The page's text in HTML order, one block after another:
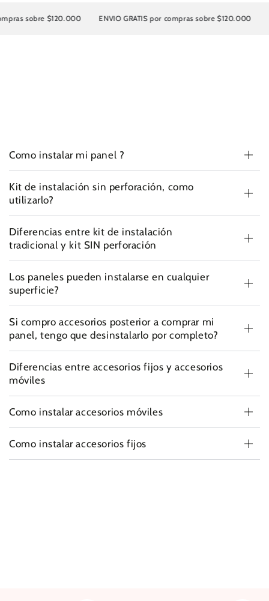
$120.000 ENVIO GRATIS por compras sobre $120.000 ENVIO
Como instalar mi panel ?
Kit de instalación sin perforación, como
utilizarlo?
Diferencias entre kit de instalación
tradicional y kit SIN perforación
Los paneles pueden instalarse en cualquier
superficie?
Si compro accesorios posterior a comprar mi
panel, tengo que desinstalarlo por completo?
Diferencias entre accesorios fijos y accesorios
móviles
Como instalar accesorios móviles
Como instalar accesorios fijos